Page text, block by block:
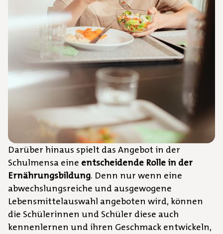
Darüber hinaus spielt das Angebot in der
Schulmensa eine entscheidende Rolle in der
Ernährungsbildung. Denn nur wenn eine
abwechslungsreiche und ausgewogene
Lebensmittelauswahl angeboten wird, können
die Schülerinnen und Schüler diese auch
kennenlernen und ihren Geschmack entwickeln,